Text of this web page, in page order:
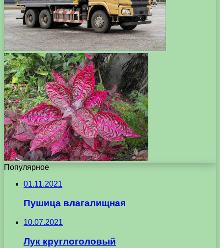
Популярное
01.11.2021
Пушица влагалищная
10.07.2021
Лук круглоголовый